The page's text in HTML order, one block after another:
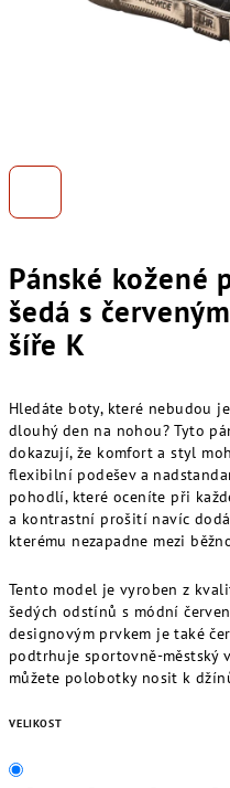
Pánské kožené
šedá s
šíře K
Hledáte boty, které nebudou
dlouhý den na nohou? Tyto
dokazují, že komfort a styl
flexibilní podešev a
pohodlí, které oceníte při
a kontrastní prošití navíc
kterému nezapadne mezi
Tento model je vyroben z
šedých odstínů s módní
designovým prvkem je také
podtrhuje sportovně-městský
můžete polobotky nosit k
VELIKOST